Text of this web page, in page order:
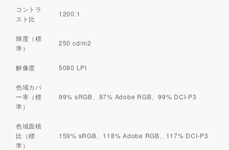
コントラ
スト比
1200:1
輝度（標
準）
250 cd/m2
解像度 5080 LPI
色域カバ
ー率（標
準）
99% sRGB、97% Adobe RGB、99% DCI-P3
色域面積
比（標
準）
159% sRGB、118% Adobe RGB、117% DCI-P3